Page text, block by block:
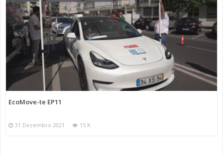
EcoMove-te EP11
31 Dezembro 2021 15 K